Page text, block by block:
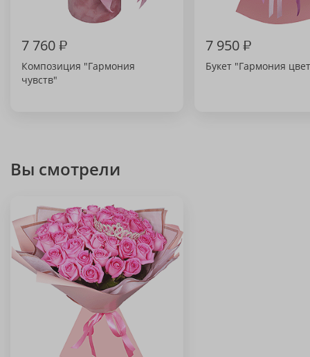
7 760₽
Композиция "Гармония
чувств"
7 950₽
Букет "Гармония
Вы смотрели